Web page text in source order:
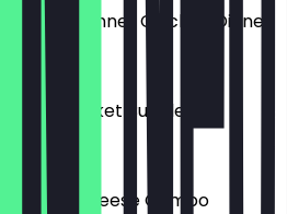
Winner Winner Chicken Dinner
€ 24,99
Mixed Bucket Bundle
€ 17,99
Double Cheese Combo